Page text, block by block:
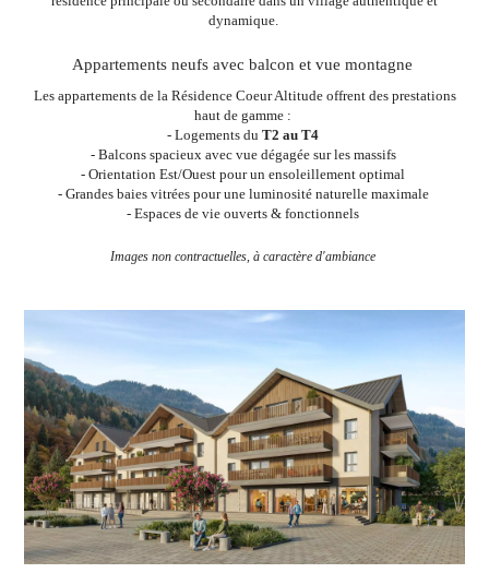
dynamique.
Appartements neufs avec balcon et vue montagne
Les appartements de la Résidence Coeur Altitude offrent des prestations
haut de gamme :
- Logements du T2 au T4
- Balcons spacieux avec vue dégagée sur les massifs
- Orientation Est/Ouest pour un ensoleillement optimal
- Grandes baies vitrées pour une luminosité naturelle maximale
- Espaces de vie ouverts & fonctionnels
Images non contractuelles, à caractère d'ambiance